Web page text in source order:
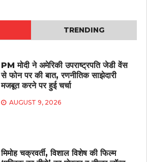
TRENDING
PM मोदी ने अमेरिकी उपराष्ट्रपति जेडी वेंस
से फोन पर की बात, रणनीतिक साझेदारी
मजबूत करने पर हुई चर्चा
AUGUST 9, 2026
मिमोह चक्रवर्ती, विशाल विशेष की फिल्म